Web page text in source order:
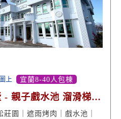
上 宜蘭8-40人包棟
- 親子戲水池 溜滑梯玩
園｜遮雨烤肉｜戲水池｜